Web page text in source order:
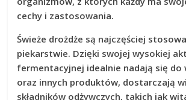
cechy i zastosowania.
Świeże drożdże są najczęściej
piekarstwie. Dzięki swojej wysokiej
fermentacyjnej idealnie nadają się do
oraz innych produktów, dostarczają
składników odżywczych, takich jak